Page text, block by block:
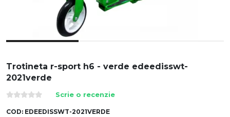
Trotineta r-sport h6 - verde edeedisswt-
2021verde
Scrie o recenzie
COD: EDEEDISSWT-2021VERDE